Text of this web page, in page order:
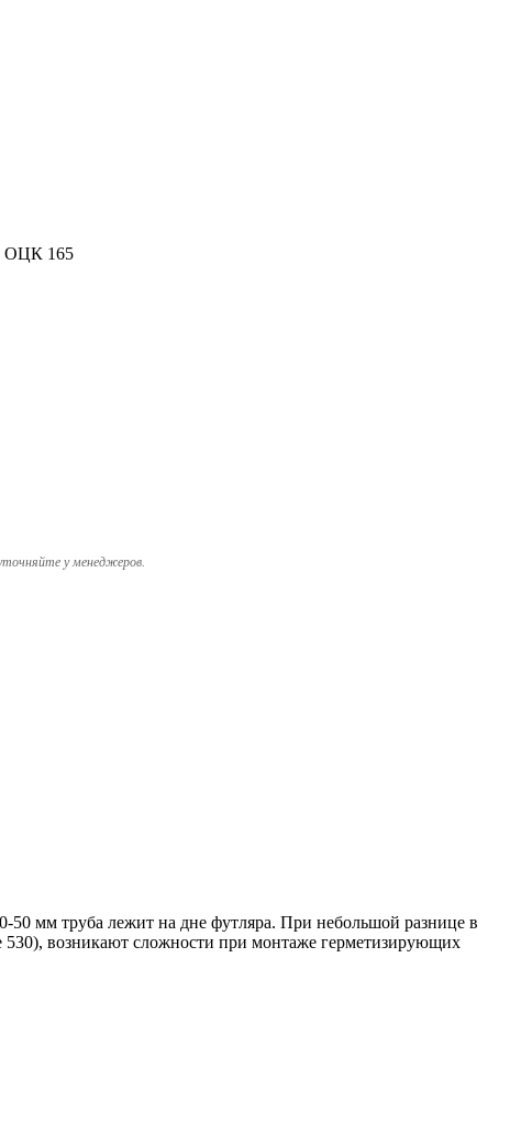
ОЦК 165
у менеджеров.
мм труба лежит на дне футляра. При небольшой разнице в
530), возникают сложности при монтаже герметизирующих